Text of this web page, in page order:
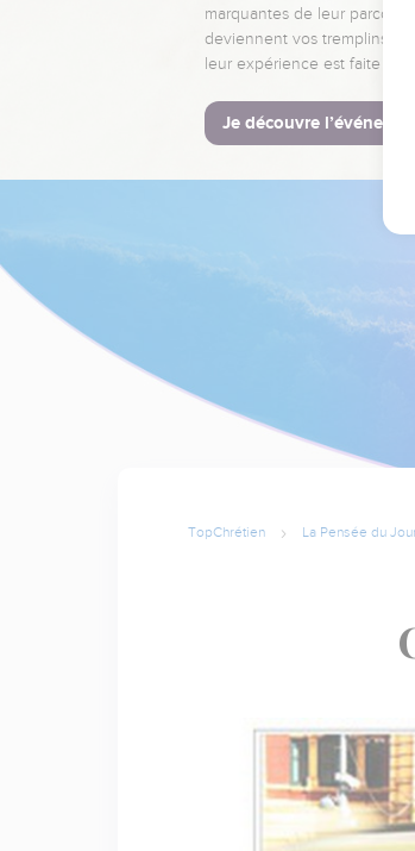
marquantes de leur
deviennent vos tremplins.
leur expérience est faite pour
Je découvre l’événement
TopChrétien La Pensée du